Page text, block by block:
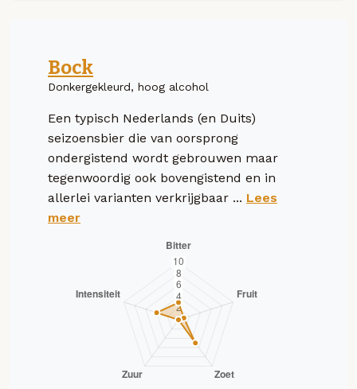
Bock
Donkergekleurd, hoog alcohol
Een typisch Nederlands (en Duits)
seizoensbier die van oorsprong
ondergistend wordt gebrouwen maar
tegenwoordig ook bovengistend en in
allerlei varianten verkrijgbaar ... Lees
meer